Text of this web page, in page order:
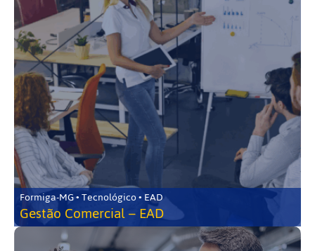
Formiga-MG • Tecnológico • EAD
Gestão Comercial – EAD